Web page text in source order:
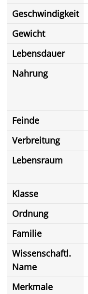
Geschwindigkeit
Gewicht
Lebensdauer
Nahrung
Feinde
Verbreitung
Lebensraum
Klasse
Ordnung
Familie
Wissenschaftl.
Name
Merkmale